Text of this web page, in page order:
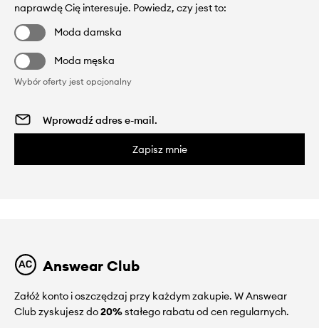
naprawdę Cię interesuje. Powiedz, czy jest to:
Moda damska
Moda męska
Wybór oferty jest opcjonalny
Zapisz mnie
Answear Club
Załóż konto i oszczędzaj przy każdym zakupie. W Answear
Club zyskujesz do20%stałego rabatu od cen regularnych.